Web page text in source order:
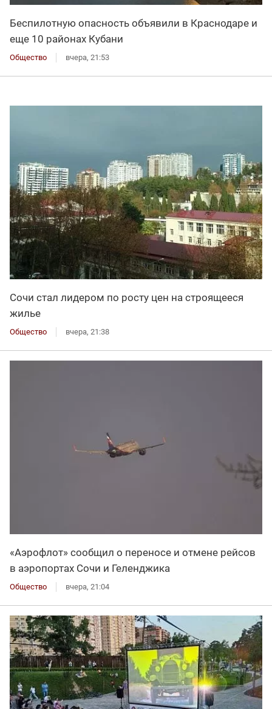
Беспилотную опасность объявили в Краснодаре и
еще 10 районах Кубани
Общество вчера, 21:53
Сочи стал лидером по росту цен на строящееся
жилье
Общество вчера, 21:38
«Аэрофлот» сообщил о переносе и отмене рейсов
в аэропортах Сочи и Геленджика
Общество вчера, 21:04